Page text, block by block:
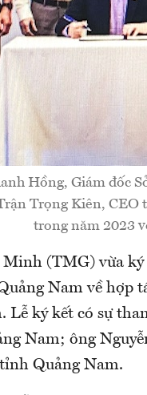
Hồng, Giám đốc
Trọng Kiên, CEO
trong năm 2023
(TMG) vừa
Nam về hợp
Lễ ký kết có sự
Nam; ông
Quảng Nam.